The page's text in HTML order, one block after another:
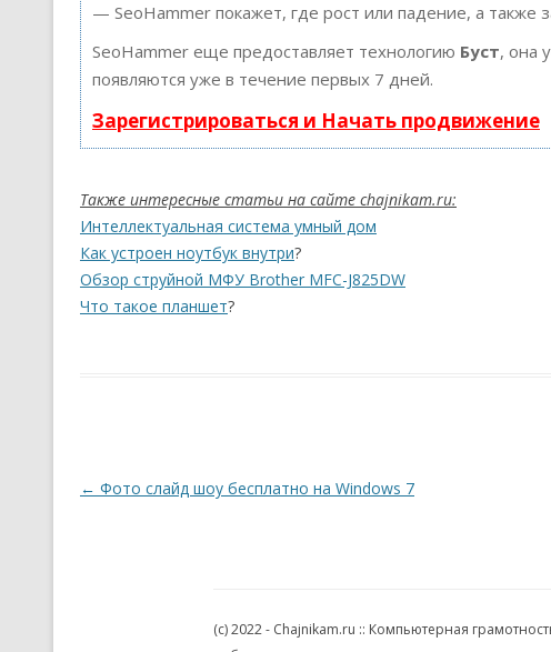
— SeoHammer покажет, где рост или падение, а также
SeoHammer еще предоставляет технологию Буст, она
появляются уже в течение первых 7 дней.
Зарегистрироваться и Начать продвижение
Также интересные статьи на сайте chajnikam.ru:
Интеллектуальная система умный дом
Как устроен ноутбук внутри?
Обзор струйной МФУ Brother MFC-J825DW
Что такое планшет?
Навигация по записям
← Фото слайд шоу бесплатно на Windows 7
(c) 2022 - Chajnikam.ru :: Компьютерная